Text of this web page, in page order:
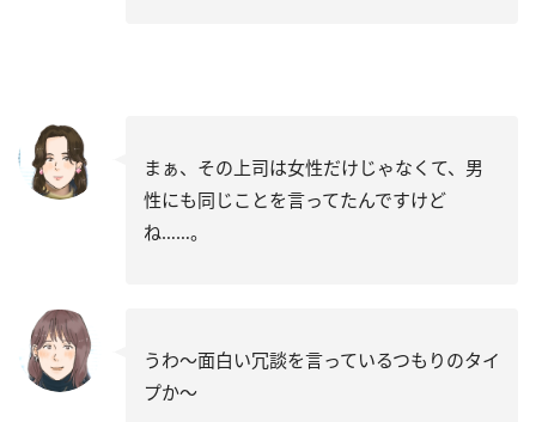
まぁ、その上司は女性だけじゃなくて、男
性にも同じことを言ってたんですけど
ね……。
うわ～面白い冗談を言っているつもりのタイ
プか～